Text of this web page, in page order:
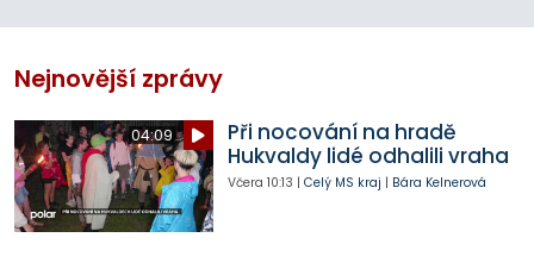
Nejnovější zprávy
04:09
Při nocování na hradě
Hukvaldy lidé odhalili vraha
Včera 10:13 | Celý MS kraj | Bára Kelnerová